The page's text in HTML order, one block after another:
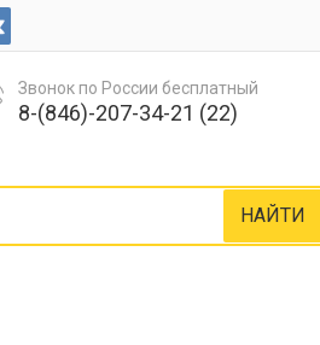
Звонок по России бесплатный
8-(846)-207-34-21 (22)
НАЙТИ